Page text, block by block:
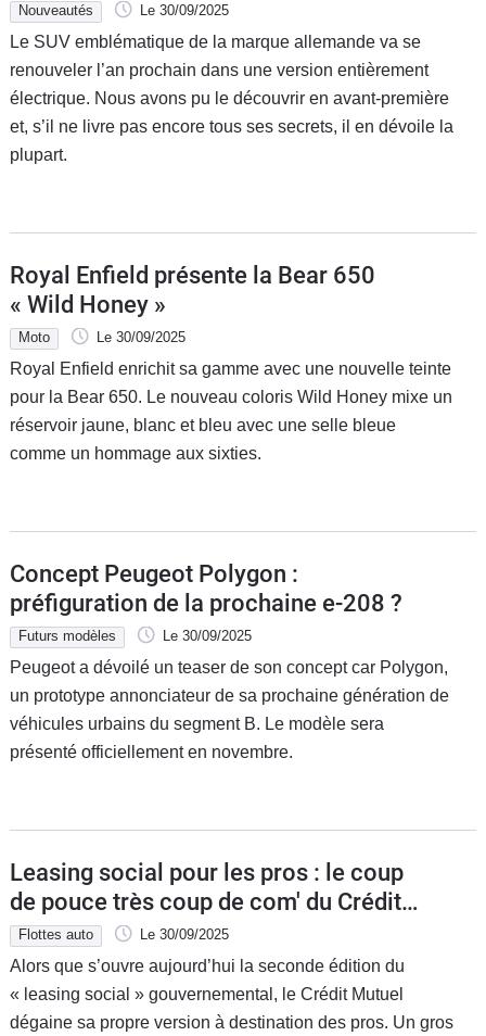
Nouveautés Le 30/09/2025
Le SUV emblématique de la marque allemande va se
renouveler l’an prochain dans une version entièrement
électrique. Nous avons pu le découvrir en avant-première
et, s’il ne livre pas encore tous ses secrets, il en dévoile la
plupart.
Royal Enfield présente la Bear 650
« Wild Honey »
Moto Le 30/09/2025
Royal Enfield enrichit sa gamme avec une nouvelle teinte
pour la Bear 650. Le nouveau coloris Wild Honey mixe un
réservoir jaune, blanc et bleu avec une selle bleue
comme un hommage aux sixties.
Concept Peugeot Polygon :
préfiguration de la prochaine e-208 ?
Futurs modèles Le 30/09/2025
Peugeot a dévoilé un teaser de son concept car Polygon,
un prototype annonciateur de sa prochaine génération de
véhicules urbains du segment B. Le modèle sera
présenté officiellement en novembre.
Leasing social pour les pros : le coup
de pouce très coup de com' du Crédit
Mutuel
Flottes auto Le 30/09/2025
Alors que s’ouvre aujourd’hui la seconde édition du
« leasing social » gouvernemental, le Crédit Mutuel
dégaine sa propre version à destination des pros. Un gros